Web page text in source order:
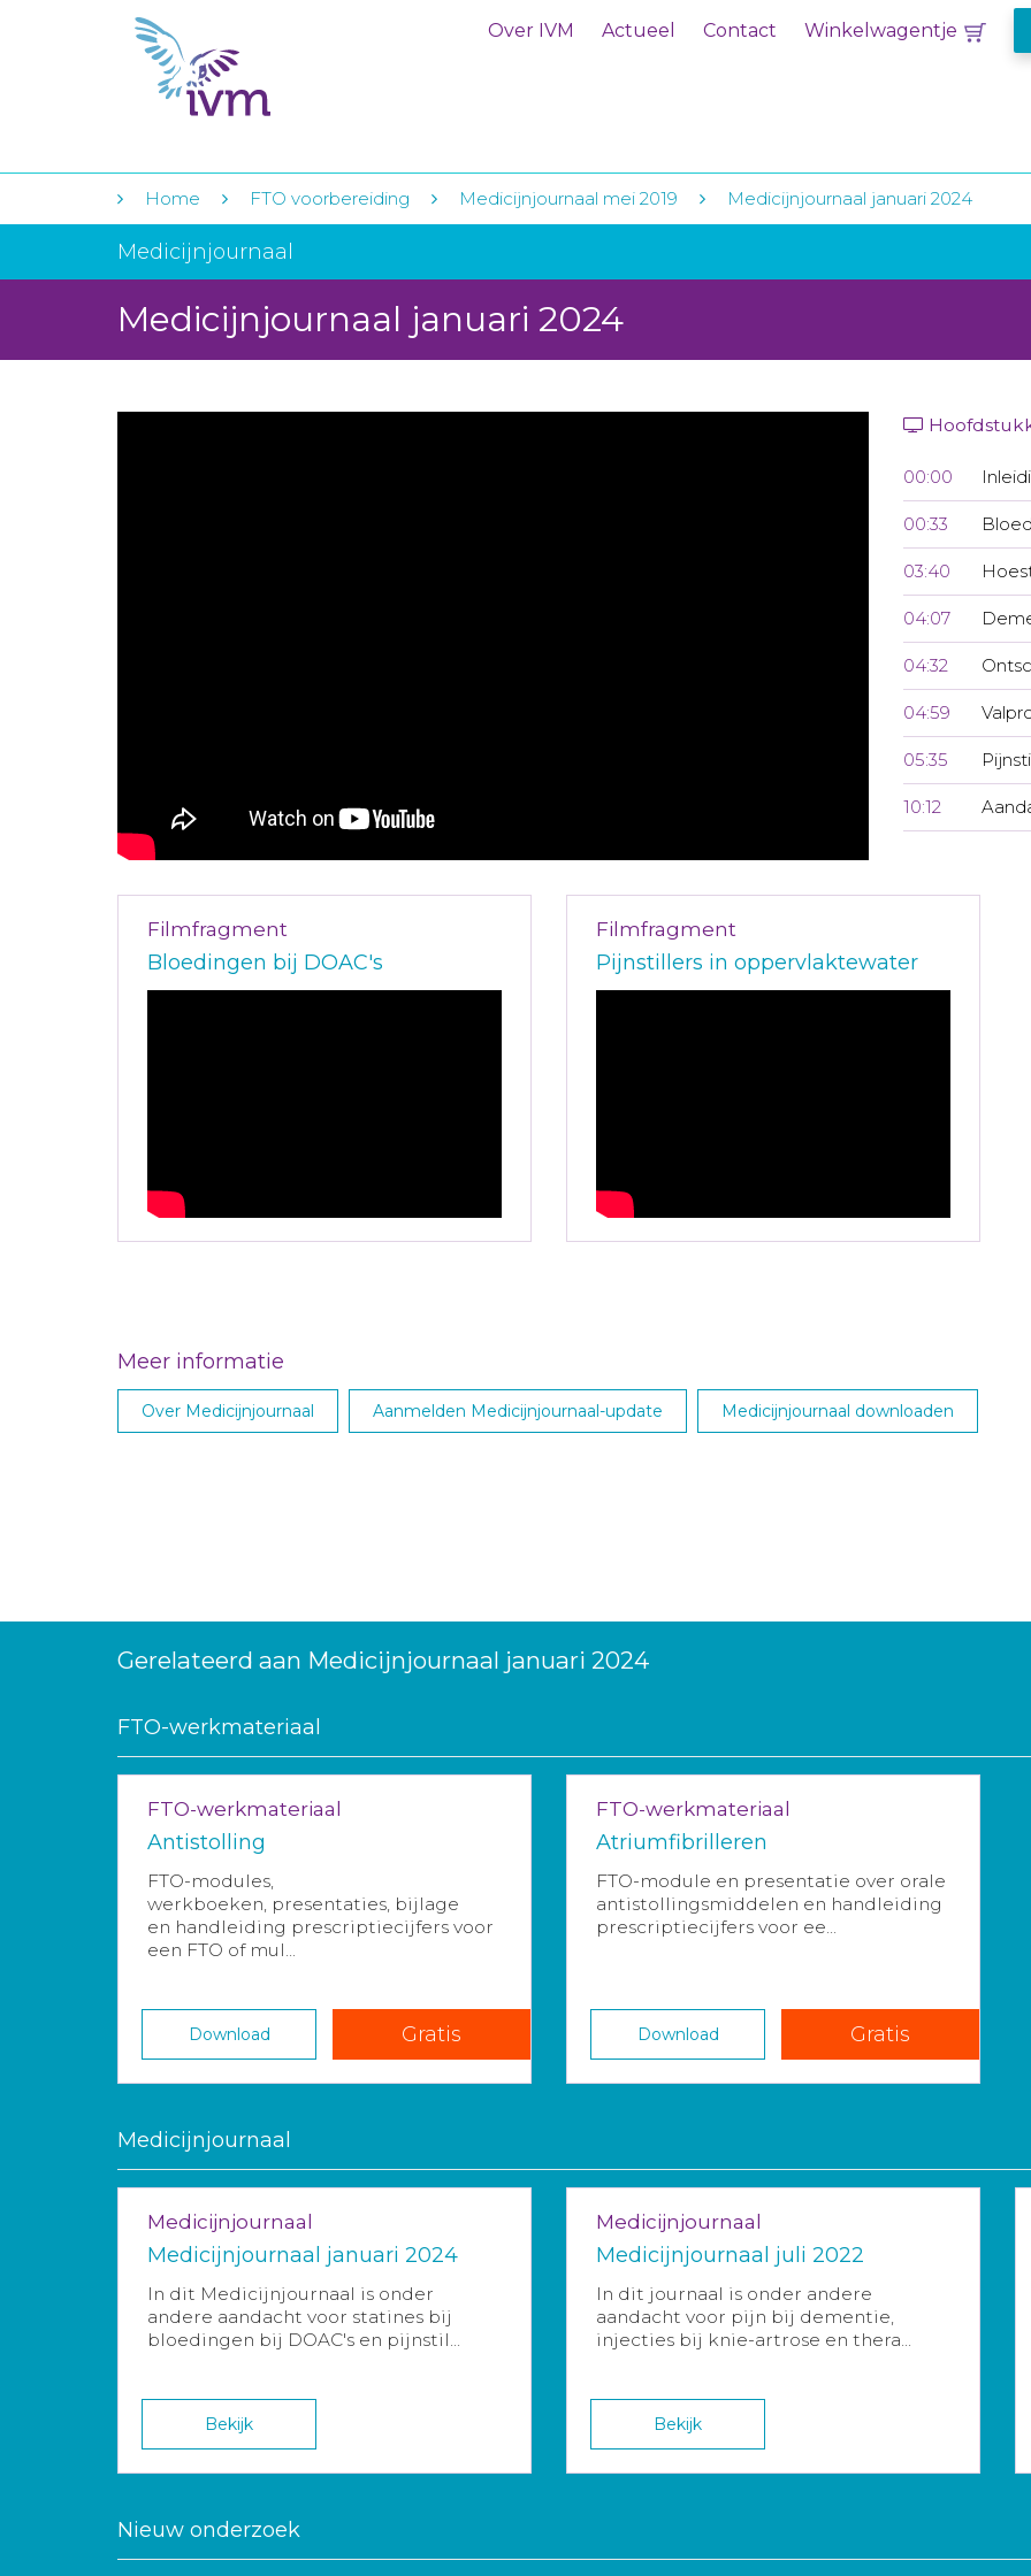
Over IVM Actueel Contact Winkelwagentje
Home FTO voorbereiding Medicijnjournaal mei 2019 Medicijnjournaal januari 2024
Medicijnjournaal
Medicijnjournaal januari 2024
00:00
00:33
03:40
04:07
04:32
04:59
05:35
10:12
Filmfragment
Bloedingen bij DOAC's
Filmfragment
Pijnstillers in oppervlaktewater
Meer informatie
Over Medicijnjournaal Aanmelden Medicijnjournaal-update Medicijnjournaal downloaden
Gerelateerd aan Medicijnjournaal januari 2024
FTO-werkmateriaal
FTO-werkmateriaal
Antistolling
FTO-modules,
werkboeken, presentaties, bijlage
en handleiding prescriptiecijfers voor
een FTO of mul...
Download Gratis
FTO-werkmateriaal
Atriumfibrilleren
FTO-module en presentatie over orale
antistollingsmiddelen en handleiding
prescriptiecijfers voor ee...
Download Gratis
Medicijnjournaal
Medicijnjournaal
Medicijnjournaal januari 2024
In dit Medicijnjournaal is onder
andere aandacht voor statines bij
bloedingen bij DOAC's en pijnstil...
Bekijk
Medicijnjournaal
Medicijnjournaal juli 2022
In dit journaal is onder andere
aandacht voor pijn bij dementie,
injecties bij knie-artrose en thera...
Bekijk
Nieuw onderzoek